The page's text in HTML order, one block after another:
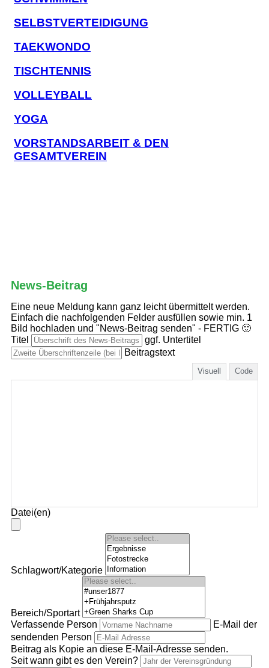
SELBSTVERTEIDIGUNG
TAEKWONDO
TISCHTENNIS
VOLLEYBALL
YOGA
VORSTANDSARBEIT & DEN
GESAMTVEREIN
News-Beitrag
Eine neue Meldung kann ganz leicht übermittelt werden.
Einfach die nachfolgenden Felder ausfüllen sowie min. 1
Bild hochladen und "News-Beitrag senden" - FERTIG 🙂
Titel
ggf. Untertitel
Beitragstext
Visuell Code
Datei(en)
Schlagwort/Kategorie
Bereich/Sportart
Verfassende Person
E-Mail der
sendenden Person
Beitrag als Kopie an diese E-Mail-Adresse senden.
Seit wann gibt es den Verein?